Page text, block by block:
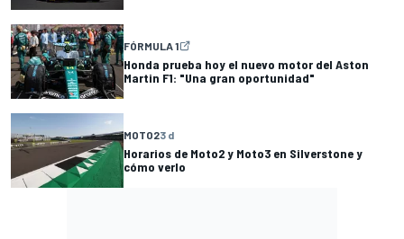
FÓRMULA 1
Honda prueba hoy el nuevo motor del Aston
Martin F1: "Una gran oportunidad"
MOTO23 d
Horarios de Moto2 y Moto3 en Silverstone y
cómo verlo